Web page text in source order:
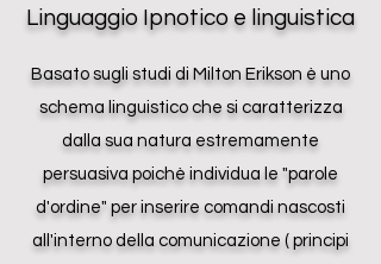
Linguaggio Ipnotico e linguistica
Basato sugli studi di Milton Erikson è uno
schema linguistico che si caratterizza
dalla sua natura estremamente
persuasiva poichè individua le "parole
d'ordine" per inserire comandi nascosti
all'interno della comunicazione ( principi